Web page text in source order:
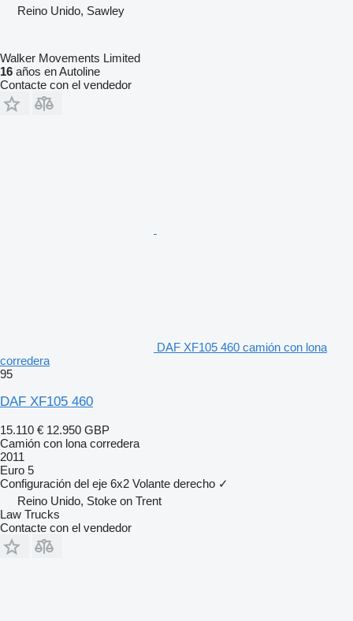
Reino Unido, Sawley
Walker Movements Limited
16 años en Autoline
Contacte con el vendedor
DAF XF105 460 camión con lona
corredera
95
DAF XF105 460
15.110 € 12.950 GBP
Camión con lona corredera
2011
Euro 5
Configuración del eje 6x2 Volante derecho ✓
Reino Unido, Stoke on Trent
Law Trucks
Contacte con el vendedor